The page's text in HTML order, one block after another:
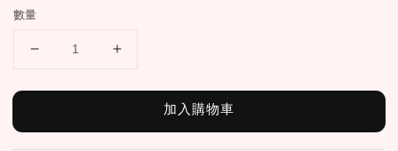
數量
加入購物車